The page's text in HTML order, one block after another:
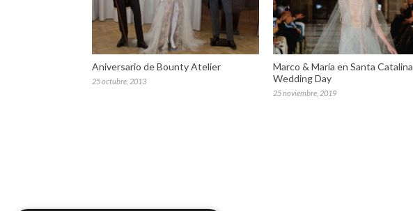
Aniversario de Bounty Atelier
25 octubre, 2013
Marco & María en Santa Catalina
Wedding Day
25 noviembre, 2019